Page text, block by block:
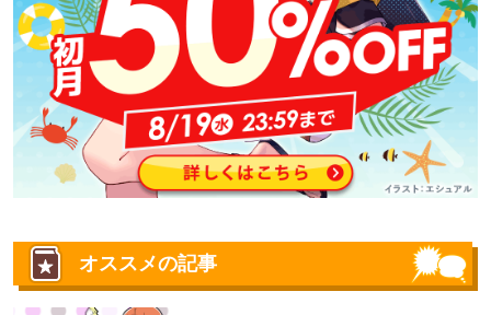
オススメの記事